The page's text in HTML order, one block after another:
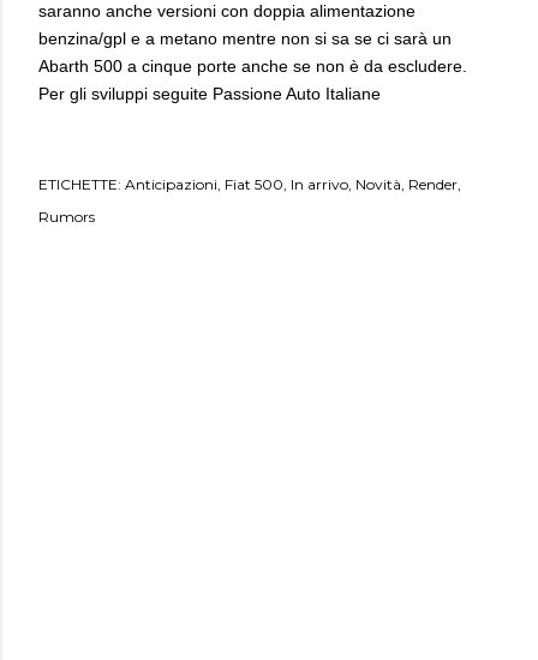
saranno anche versioni con doppia alimentazione
benzina/gpl e a metano mentre non si sa se ci sarà un
Abarth 500 a cinque porte anche se non è da escludere.
Per gli sviluppi seguite Passione Auto Italiane
ETICHETTE: Anticipazioni Fiat 500 In arrivo Novità Render
Rumors